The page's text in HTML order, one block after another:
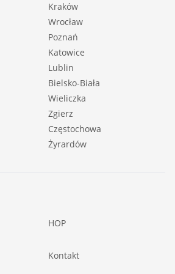
Kraków
Wrocław
Poznań
Katowice
Lublin
Bielsko-Biała
Wieliczka
Zgierz
Częstochowa
Żyrardów
HOP
Kontakt